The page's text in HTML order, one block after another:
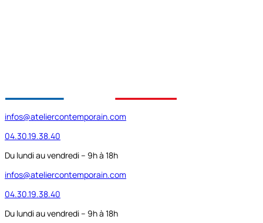
infos@ateliercontemporain.com
04.30.19.38.40
Du lundi au vendredi – 9h à 18h
infos@ateliercontemporain.com
04.30.19.38.40
Du lundi au vendredi – 9h à 18h